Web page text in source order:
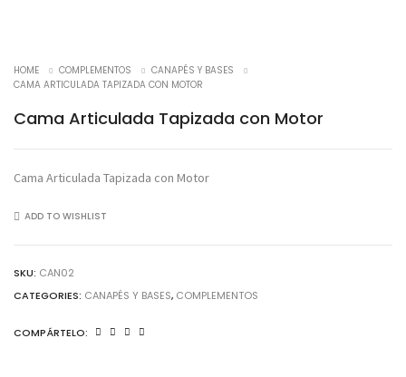
HOME COMPLEMENTOS
CANAPÉS Y BASES
CAMA ARTICULADA TAPIZADA CON MOTOR
Cama Articulada Tapizada con Motor
Cama Articulada Tapizada con Motor
ADD TO WISHLIST
SKU: CAN02
CATEGORIES: CANAPÉS Y BASES, COMPLEMENTOS
COMPÁRTELO: